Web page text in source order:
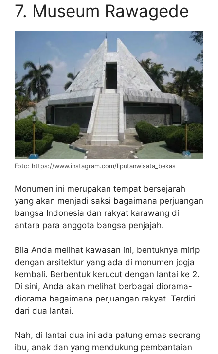
7. Museum Rawagede
Foto: https://www.instagram.com/liputanwisata_bekas
Monumen ini merupakan tempat bersejarah
yang akan menjadi saksi bagaimana perjuangan
bangsa Indonesia dan rakyat karawang di
antara para anggota bangsa penjajah.
Bila Anda melihat kawasan ini, bentuknya mirip
dengan arsitektur yang ada di monumen jogja
kembali. Berbentuk kerucut dengan lantai ke 2.
Di sini, Anda akan melihat berbagai diorama-
diorama bagaimana perjuangan rakyat. Terdiri
dari dua lantai.
Nah, di lantai dua ini ada patung emas seorang
ibu, anak dan yang mendukung pembantaian